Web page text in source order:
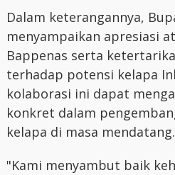
Dalam keterangannya,
menyampaikan apresiasi
Bappenas serta
terhadap potensi kelapa
kolaborasi ini dapat
konkret dalam
kelapa di masa mendatang.
"Kami menyambut baik